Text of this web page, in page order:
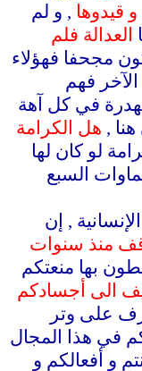
و قيدوها , و لم
العدالة فلم
مجحفا فهؤلاء
فهم
في كل آهة
, هل الكرامة
لو كان لها
السبع
, إن
منذ سنوات
بها منعتكم
الى أجسادكم
على وتر
في هذا المجال
و أفعالكم و